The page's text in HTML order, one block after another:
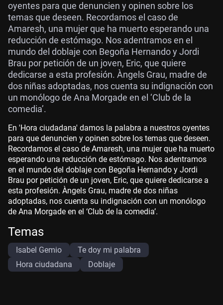
oyentes para que denuncien y opinen sobre los
temas que deseen. Recordamos el caso de
Amaresh, una mujer que ha muerto esperando una
reducción de estómago. Nos adentramos en el
mundo del doblaje con Begoña Hernando y Jordi
Brau por petición de un joven, Eric, que quiere
dedicarse a esta profesión. Àngels Grau, madre de
dos niñas adoptadas, nos cuenta su indignación con
un monólogo de Ana Morgade en el ‘Club de la
comedia’.
En 'Hora ciudadana' damos la palabra a nuestros oyentes
para que denuncien y opinen sobre los temas que deseen.
Recordamos el caso de Amaresh, una mujer que ha muerto
esperando una reducción de estómago. Nos adentramos
en el mundo del doblaje con Begoña Hernando y Jordi
Brau por petición de un joven, Eric, que quiere dedicarse a
esta profesión. Àngels Grau, madre de dos niñas
adoptadas, nos cuenta su indignación con un monólogo
de Ana Morgade en el ‘Club de la comedia’.
Temas
Isabel Gemio
Te doy mi palabra
Hora ciudadana
Doblaje